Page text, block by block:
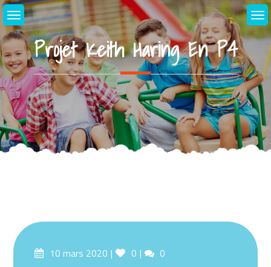
Skip
to
contentProjet Keith Haring En P4
Posted10 mars 2020 Likes
0 Comments
0